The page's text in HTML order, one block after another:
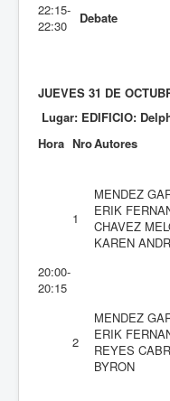
22:15-
22:30
Debate
JUEVES 31 DE
Lugar: EDIFICIO:
Hora NroAutores
20:00-
20:15
1
MENDEZ
ERIK
CHAVEZ
KAREN
2
MENDEZ
ERIK
REYES
BYRON